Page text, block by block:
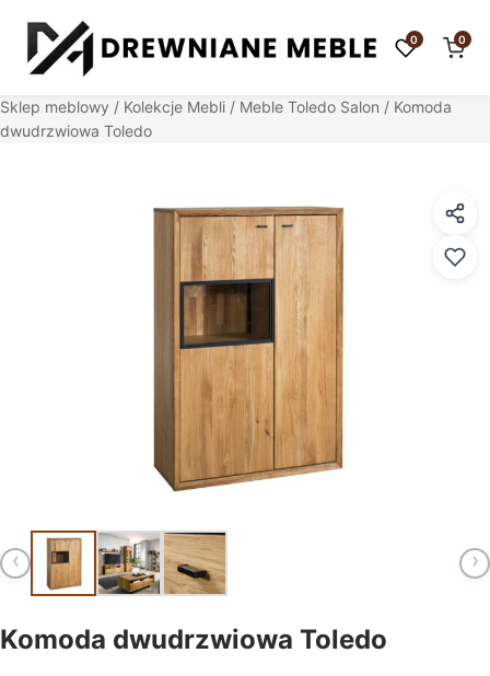
0 0
Sklep meblowy / Kolekcje Mebli / Meble Toledo Salon / Komoda
dwudrzwiowa Toledo
‹ ›
Komoda dwudrzwiowa Toledo